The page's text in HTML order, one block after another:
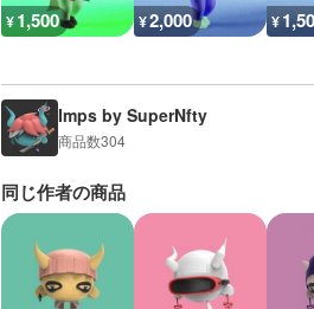
¥1,500 ¥2,000 ¥
Imps by SuperNfty
商品数304
同じ作者の商品